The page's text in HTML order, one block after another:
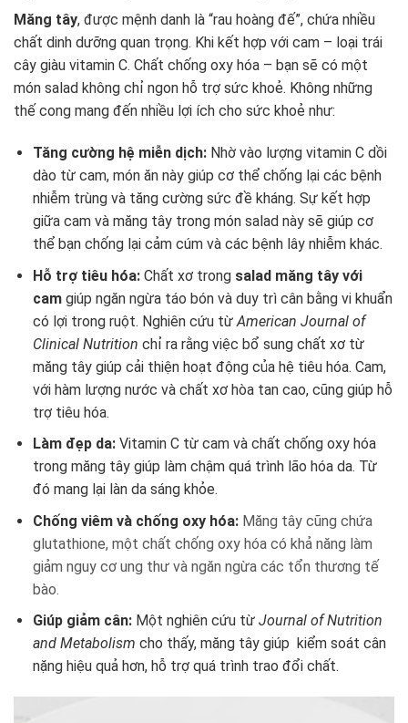
Măng tây, được mệnh danh là “rau hoàng đế”, chứa nhiều
chất dinh dưỡng quan trọng. Khi kết hợp với cam – loại trái
cây giàu vitamin C. Chất chống oxy hóa – bạn sẽ có một
món salad không chỉ ngon hỗ trợ sức khoẻ. Không những
thế cong mang đến nhiều lợi ích cho sức khoẻ như:
Tăng cường hệ miễn dịch: Nhờ vào lượng vitamin C dồi
dào từ cam, món ăn này giúp cơ thể chống lại các bệnh
nhiễm trùng và tăng cường sức đề kháng. Sự kết hợp
giữa cam và măng tây trong món salad này sẽ giúp cơ
thể bạn chống lại cảm cúm và các bệnh lây nhiễm khác.
Hỗ trợ tiêu hóa: Chất xơ trong salad măng tây với
camgiúp ngăn ngừa táo bón và duy trì cân bằng vi khuẩn
có lợi trong ruột. Nghiên cứu từ American Journal of
Clinical Nutrition chỉ ra rằng việc bổ sung chất xơ từ
măng tây giúp cải thiện hoạt động của hệ tiêu hóa. Cam,
với hàm lượng nước và chất xơ hòa tan cao, cũng giúp hỗ
trợ tiêu hóa.
Làm đẹp da: Vitamin C từ cam và chất chống oxy hóa
trong măng tây giúp làm chậm quá trình lão hóa da. Từ
đó mang lại làn da sáng khỏe.
Chống viêm và chống oxy hóa: Măng tây cũng chứa
glutathione, một chất chống oxy hóa có khả năng làm
giảm nguy cơ ung thư và ngăn ngừa các tổn thương tế
bào.
Giúp giảm cân: Một nghiên cứu từ Journal of Nutrition
and Metabolism cho thấy, măng tây giúp kiểm soát cân
nặng hiệu quả hơn, hỗ trợ quá trình trao đổi chất.